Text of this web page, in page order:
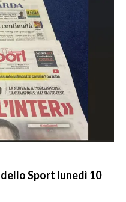
dello Sport lunedì 10